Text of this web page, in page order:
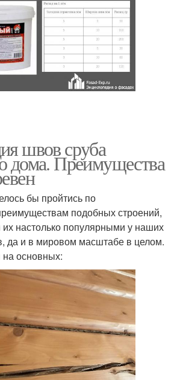
швов сруба
дома. Преимущества
бы пройтись по
подобных строений,
их настолько популярными у наших
да и в мировом масштабе в целом.
на основных: